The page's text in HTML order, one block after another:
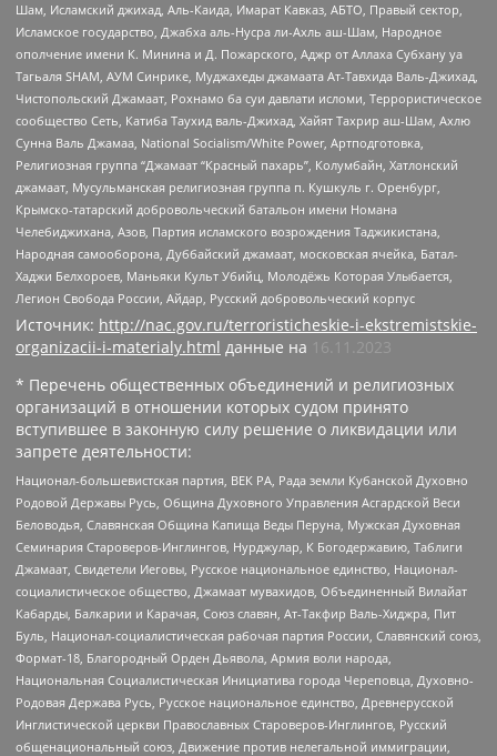
Шам, Исламский джихад, Аль-Каида, Имарат Кавказ, АБТО, Правый сектор,
Исламское государство, Джабха аль-Нусра ли-Ахль аш-Шам, Народное
ополчение имени К. Минина и Д. Пожарского, Аджр от Аллаха Субхану уа
Тагьаля SHAM, АУМ Синрике, Муджахеды джамаата Ат-Тавхида Валь-Джихад,
Чистопольский Джамаат, Рохнамо ба суи давлати исломи, Террористическое
сообщество Сеть, Катиба Таухид валь-Джихад, Хайят Тахрир аш-Шам, Ахлю
Сунна Валь Джамаа, National Socialism/White Power, Артподготовка,
Религиозная группа “Джамаат “Красный пахарь”, Колумбайн, Хатлонский
джамаат, Мусульманская религиозная группа п. Кушкуль г. Оренбург,
Крымско-татарский добровольческий батальон имени Номана
Челебиджихана, Азов, Партия исламского возрождения Таджикистана,
Народная самооборона, Дуббайский джамаат, московская ячейка, Батал-
Хаджи Белхороев, Маньяки Культ Убийц, Молодёжь Которая Улыбается,
Легион Свобода России, Айдар, Русский добровольческий корпус
Источник: http://nac.gov.ru/terroristicheskie-i-ekstremistskie-
organizacii-i-materialy.html данные на
16.11.2023
* Перечень общественных объединений и религиозных
организаций в отношении которых судом принято
вступившее в законную силу решение о ликвидации или
запрете деятельности:
Национал-большевистская партия, ВЕК РА, Рада земли Кубанской Духовно
Родовой Державы Русь, Община Духовного Управления Асгардской Веси
Беловодья, Славянская Община Капища Веды Перуна, Мужская Духовная
Семинария Староверов-Инглингов, Нурджулар, К Богодержавию, Таблиги
Джамаат, Свидетели Иеговы, Русское национальное единство, Национал-
социалистическое общество, Джамаат мувахидов, Объединенный Вилайат
Кабарды, Балкарии и Карачая, Союз славян, Ат-Такфир Валь-Хиджра, Пит
Буль, Национал-социалистическая рабочая партия России, Славянский союз,
Формат-18, Благородный Орден Дьявола, Армия воли народа,
Национальная Социалистическая Инициатива города Череповца, Духовно-
Родовая Держава Русь, Русское национальное единство, Древнерусской
Инглистической церкви Православных Староверов-Инглингов, Русский
общенациональный союз, Движение против нелегальной иммиграции,